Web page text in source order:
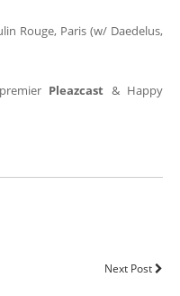
Rouge, Paris (w/ Daedelus,
Pleazcast & Happy
Next Post